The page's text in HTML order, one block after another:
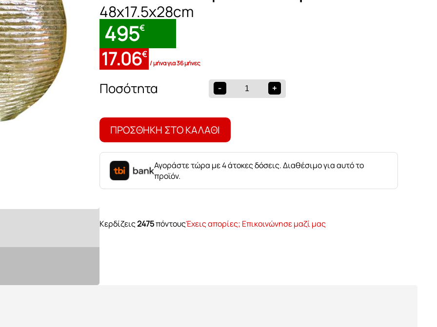
48x17.5x28cm
495€
17.06€
/ μήνα για 36 μήνες
-
Βάζο
Αλουμίνιου
ποσότητα
+
ΠΡΟΣΘΉΚΗ ΣΤΟ ΚΑΛΆΘΙ
Αγοράστε τώρα με 4 άτοκες δόσεις. Διαθέσιμο για αυτό το
προϊόν.
Κερδίζεις2475πόντουςΈχεις απορίες; Επικοινώνησε μαζί μας